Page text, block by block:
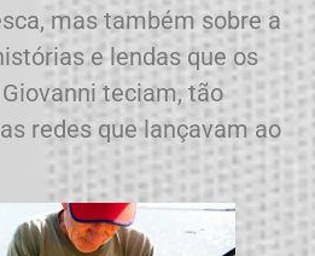
mas também sobre a
e lendas que os
teciam, tão
redes que lançavam ao